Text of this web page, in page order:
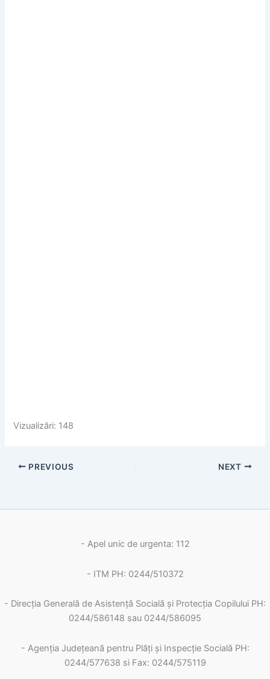
Vizualizări: 148
PREVIOUS NEXT
- Apel unic de urgenta: 112
- ITM PH: 0244/510372
- Direcția Generală de Asistență Socială și Protecția Copilului PH:
0244/586148 sau 0244/586095
- Agenția Județeană pentru Plăți și Inspecție Socială PH:
0244/577638 si Fax: 0244/575119